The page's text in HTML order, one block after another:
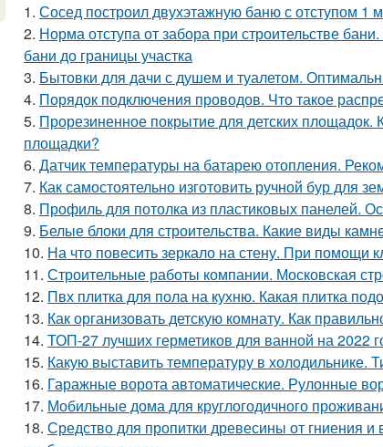
1. Сосед построил двухэтажную баню с отступом 1
2. Норма отступа от забора при строительстве
бани до границы участка
3. Бытовки для дачи с душем и туалетом.
4. Порядок подключения проводов. Что такое
5. Прорезиненное покрытие для детских площадок.
площадки?
6. Датчик температуры на батарею отопления.
7. Как самостоятельно изготовить ручной бур для
8. Профиль для потолка из пластиковых панелей.
9. Белые блоки для строительства. Какие виды
10. На что повесить зеркало на стену. При помощи
11. Строительные работы компании. Московская
12. Пвх плитка для пола на кухню. Какая плитка
13. Как организовать детскую комнату. Как
14. ТОП-27 лучших герметиков для ванной на 2022
15. Какую выставить температуру в холодильнике.
16. Гаражные ворота автоматические. Рулонные
17. Мобильные дома для круглогодичного
18. Средство для пропитки древесины от гниения